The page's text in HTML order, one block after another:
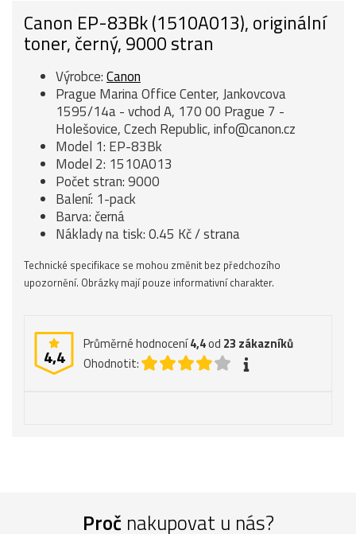
Canon EP-83Bk (1510A013), originální
toner, černý, 9000 stran
Výrobce:Canon
Prague Marina Office Center, Jankovcova
1595/14a - vchod A, 170 00 Prague 7 -
Holešovice, Czech Republic, info@canon.cz
Model 1: EP-83Bk
Model 2: 1510A013
Počet stran: 9000
Balení: 1-pack
Barva: černá
Náklady na tisk: 0.45 Kč / strana
Technické specifikace se mohou změnit bez předchozího
upozornění. Obrázky mají pouze informativní charakter.
4,4
Průměrné hodnocení4,4od 23 zákazníků
Ohodnotit:
Proč nakupovat u nás?